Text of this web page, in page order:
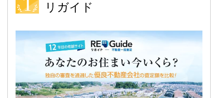
リガイド